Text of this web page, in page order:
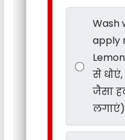
Wash
apply
से
जैसा
लगाएं)